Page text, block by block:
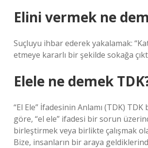
Elini vermek ne
Suçluyu ihbar ederek yakalamak:
etmeye kararlı bir şekilde sokağa
Elele ne demek
“El Ele” İfadesinin Anlamı (TDK) TDK
göre, “el ele” ifadesi bir sorun
birleştirmek veya birlikte çalışmak
Bize, insanların bir araya